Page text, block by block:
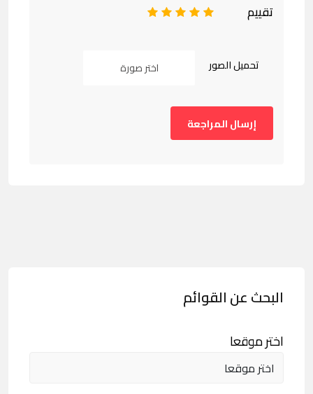
تقييم 5
4
3
2
تحميل الصور اختر صورة
البحث عن القوائم
اختر موقعا